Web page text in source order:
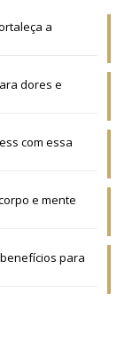
a
dores e
com essa
e mente
para